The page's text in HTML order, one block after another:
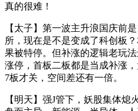
真的很难！
【太子】第一波主升浪国庆前
所，现在是不是变成了科创板
果被特停。但补涨的逻辑老玩
涨停，首板二板都是当成补涨
7板才关，空间差还有一倍。
【明天】强J管下，妖股集体